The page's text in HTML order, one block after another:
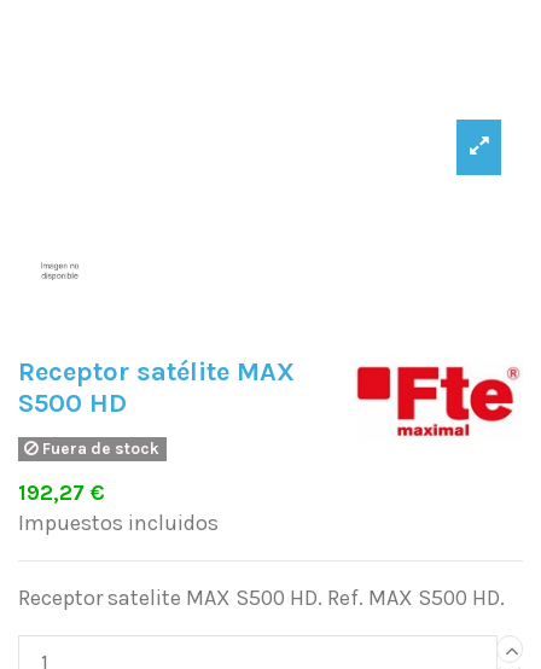
Receptor satélite MAX
S500 HD
Fuera de stock
192,27 €
Impuestos incluidos
Receptor satelite MAX S500 HD. Ref. MAX S500 HD.